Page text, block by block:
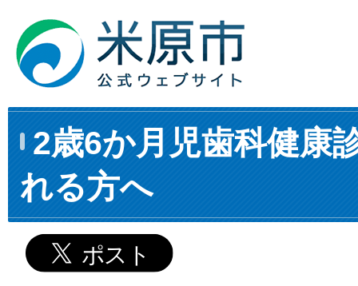
2歳6か月児歯科健康
れる方へ